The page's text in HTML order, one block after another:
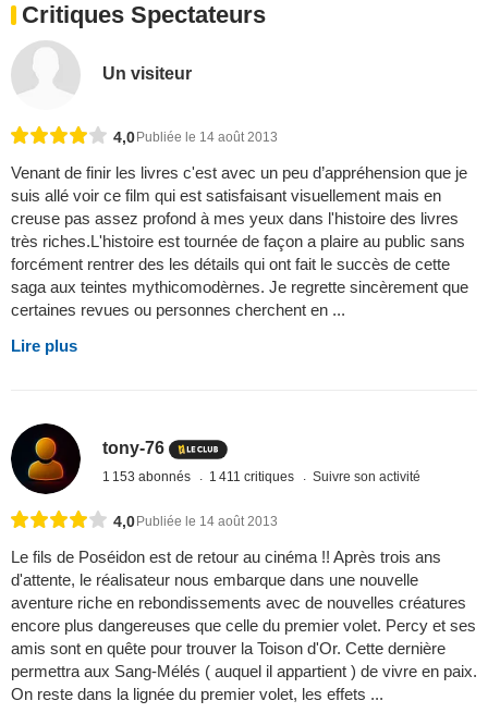
Critiques Spectateurs
Un visiteur
4,0 Publiée le 14 août 2013
Venant de finir les livres c'est avec un peu d’appréhension que je
suis allé voir ce film qui est satisfaisant visuellement mais en
creuse pas assez profond à mes yeux dans l'histoire des livres
très riches.L'histoire est tournée de façon a plaire au public sans
forcément rentrer des les détails qui ont fait le succès de cette
saga aux teintes mythicomodèrnes. Je regrette sincèrement que
certaines revues ou personnes cherchent en ...
Lire plus
tony-76
1 153 abonnés 1 411 critiques Suivre son activité
4,0Publiée le 14 août 2013
Le fils de Poséidon est de retour au cinéma !! Après trois ans
d'attente, le réalisateur nous embarque dans une nouvelle
aventure riche en rebondissements avec de nouvelles créatures
encore plus dangereuses que celle du premier volet. Percy et ses
amis sont en quête pour trouver la Toison d'Or. Cette dernière
permettra aux Sang-Mélés ( auquel il appartient ) de vivre en paix.
On reste dans la lignée du premier volet, les effets ...